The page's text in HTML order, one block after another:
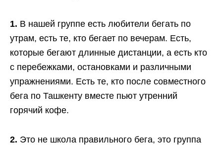
1. В нашей группе есть любители бегать по
утрам, есть те, кто бегает по вечерам. Есть,
которые бегают длинные дистанции, а есть кто
с перебежками, остановками и различными
упражнениями. Есть те, кто после совместного
бега по Ташкенту вместе пьют утренний
горячий кофе.
2. Это не школа правильного бега, это группа